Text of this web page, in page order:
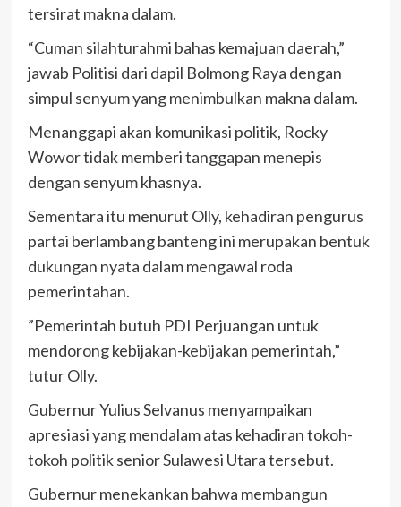
tersirat makna dalam.
“Cuman silahturahmi bahas kemajuan daerah,”
jawab Politisi dari dapil Bolmong Raya dengan
simpul senyum yang menimbulkan makna dalam.
Menanggapi akan komunikasi politik, Rocky
Wowor tidak memberi tanggapan menepis
dengan senyum khasnya.
Sementara itu menurut Olly, kehadiran pengurus
partai berlambang banteng ini merupakan bentuk
dukungan nyata dalam mengawal roda
pemerintahan.
”Pemerintah butuh PDI Perjuangan untuk
mendorong kebijakan-kebijakan pemerintah,”
tutur Olly.
Gubernur Yulius Selvanus menyampaikan
apresiasi yang mendalam atas kehadiran tokoh-
tokoh politik senior Sulawesi Utara tersebut.
Gubernur menekankan bahwa membangun